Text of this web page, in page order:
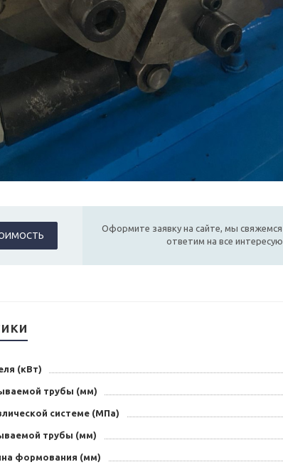
Оформите заявку на сайте, мы
ответим на все
(кВт)
трубы (мм)
системе (МПа)
трубы (мм)
формования (мм)